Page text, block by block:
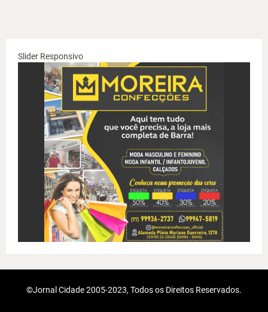
Slider Responsivo
©Jornal Cidade 2005-2023, Todos os Direitos Reservados.